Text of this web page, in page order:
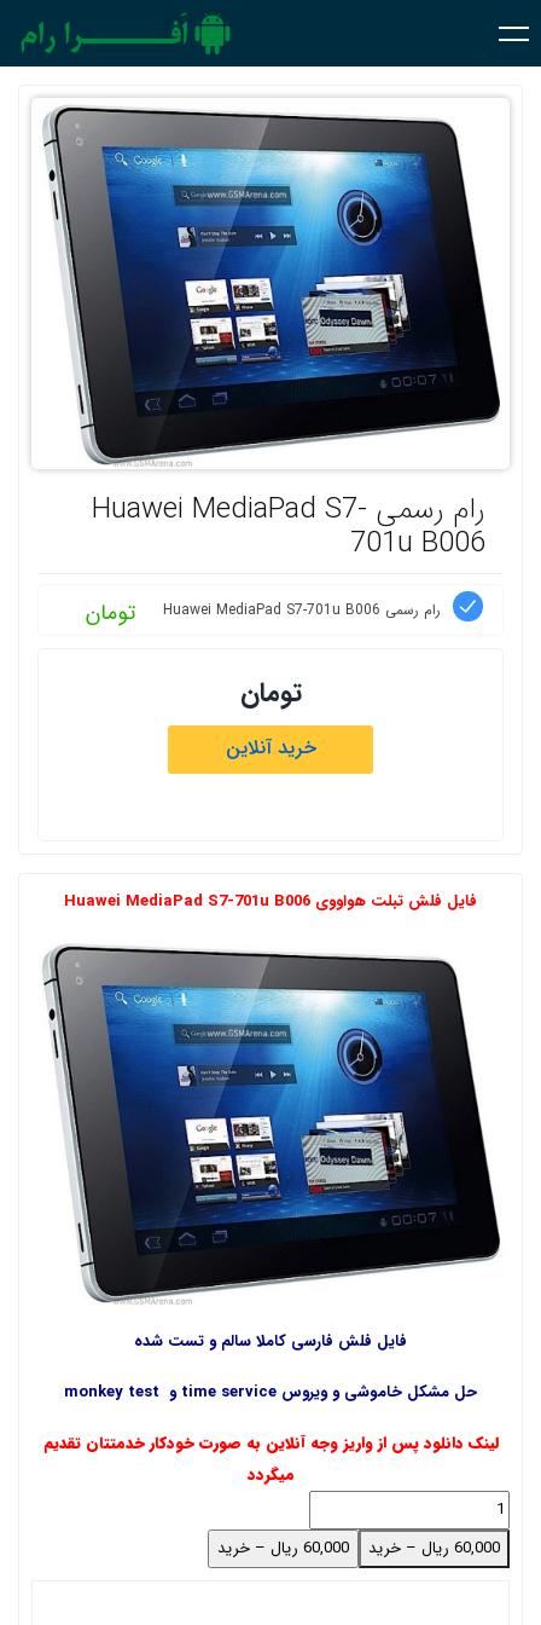
رام رسمی Huawei MediaPad S7-
701u B006
رام رسمی Huawei MediaPad S7-701u B006 تومان
تومان
خرید آنلاین
فایل فلش تبلت هواووی Huawei MediaPad S7-701u B006
فایل فلش فارسی کاملا سالم و تست شده
حل مشکل خاموشی و ویروس time service و monkey test
لینک دانلود پس از واریز وجه آنلاین به صورت خودکار خدمتتان تقدیم
میگردد
60,000 ریال – خرید